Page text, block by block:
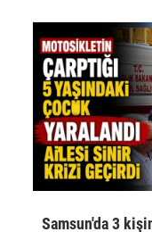
Samsun'da 3